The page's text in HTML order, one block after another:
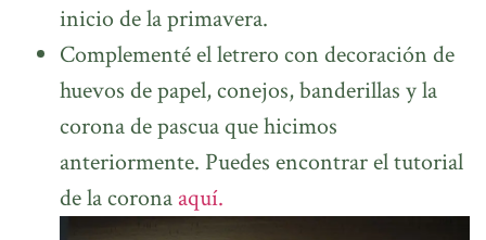
inicio de la primavera.
Complementé el letrero con decoración de
huevos de papel, conejos, banderillas y la
corona de pascua que hicimos
anteriormente. Puedes encontrar el tutorial
de la corona aquí.